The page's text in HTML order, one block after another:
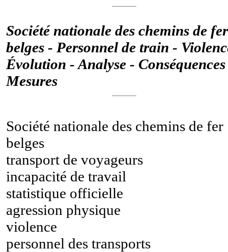
Société nationale des chemins de fer
belges - Personnel de train -
Évolution - Analyse -
Mesures
Société nationale des chemins de fer
belges
transport de voyageurs
incapacité de travail
statistique officielle
agression physique
violence
personnel des transports